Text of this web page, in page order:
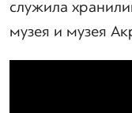
служила
музея и музея